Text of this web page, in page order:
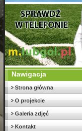
Nawigacja
Strona główna
O projekcie
Galeria zdjęć
Kontakt